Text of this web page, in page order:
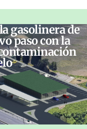
gasolinera de
paso con la